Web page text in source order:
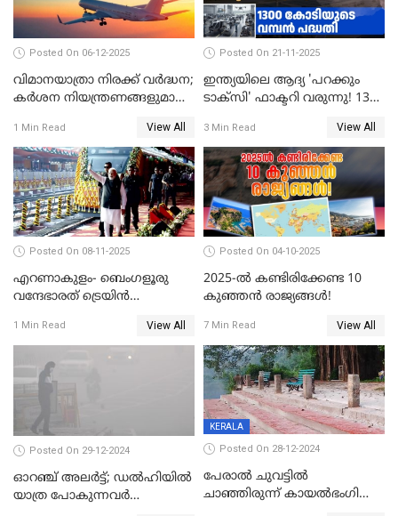
Posted On 06-12-2025
വിമാനയാത്രാ നിരക്ക് വർദ്ധന;
കർശന നിയന്ത്രണങ്ങളുമായി
1 Min Read View All
Posted On 21-11-2025
ഇന്ത്യയിലെ ആദ്യ 'പറക്കും
ടാക്സി' ഫാക്ടറി വരുന്നു! 1300
3 Min Read View All
Posted On 08-11-2025
എറണാകുളം- ബെംഗളൂരു
വന്ദേഭാരത് ട്രെയിന്‍
1 Min Read View All
Posted On 04-10-2025
2025-ൽ കണ്ടിരിക്കേണ്ട 10
കുഞ്ഞൻ രാജ്യങ്ങൾ!
7 Min Read View All
Posted On 29-12-2024
ഓറഞ്ച് അലര്‍ട്ട്; ഡല്‍ഹിയില്‍
യാത്ര പോകുന്നവര്‍
KERALA
Posted On 28-12-2024
പേരാൽ ചുവട്ടിൽ
ചാഞ്ഞിരുന്ന് കായൽഭംഗി